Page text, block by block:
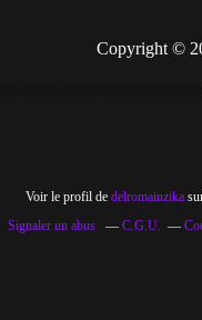
Copyright ©
Voir le profil de delromainzika
Signaler un abus
C.G.U.